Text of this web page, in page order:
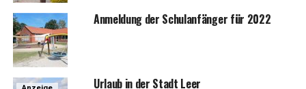
Anmel­dung der Schul­an­fän­ger für 2022
Urlaub in der Stadt Leer